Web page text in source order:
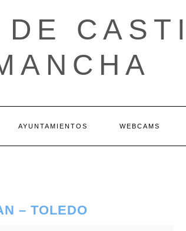
DE
AYUNTAMIENTOS WEBCAMS
– TOLEDO